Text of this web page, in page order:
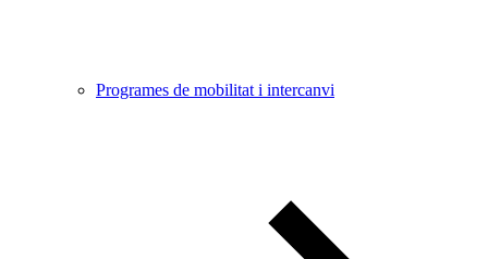
Programes de mobilitat i intercanvi